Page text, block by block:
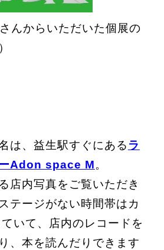
んからいただいた個展の
は、益生駅すぐにある ラ
Adon space M。
店内写真をご覧いただき
テージがない時間帯はカ
いて、店内のレコードを
、本を読んだりできます